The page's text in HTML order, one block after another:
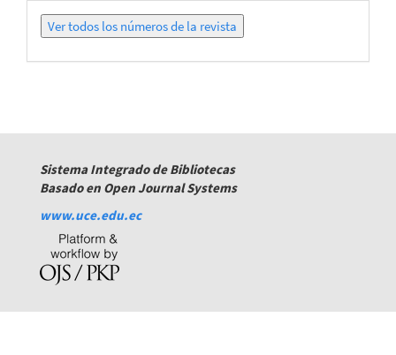
Ver
todos
Sistema Integrado de Bibliotecas
Basado en Open Journal Systems
www.uce.edu.ec